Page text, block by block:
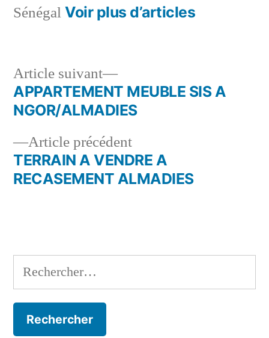
Sénégal Voir plus d’articles
Navigation
l’article
Article précédentArticle
précédent :
TERRAIN A VENDRE A
RECASEMENT ALMADIES
Article suivant
Article
suivant :
APPARTEMENT MEUBLE SIS A
NGOR/ALMADIES
Rechercher :